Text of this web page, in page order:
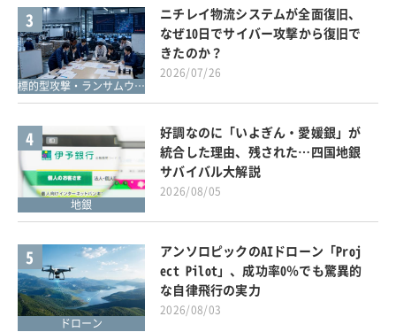
3
標的型攻撃・ランサムウェア対策
ニチレイ物流システムが全面復旧、
なぜ10日でサイバー攻撃から復旧で
きたのか？
2026/07/26
4
地銀
好調なのに「いよぎん・愛媛銀」が
統合した理由、残された…四国地銀
サバイバル大解説
2026/08/05
5
ドローン
アンソロピックのAIドローン「Proj
ect Pilot」、成功率0％でも驚異的
な自律飛行の実力
2026/08/03